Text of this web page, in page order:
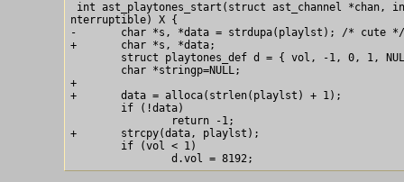
int ast_playtones_start(struct ast_channel
nterruptible) X {
-	char *s, *data = strdupa(playlst); /* cute */
+	char *s, *data;
+
+	data = alloca(strlen(playlst) + 1);
+	strcpy(data, playlst);